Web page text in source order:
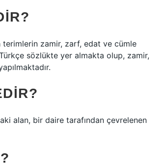
terimlerin zamir, zarf, edat ve cümle
sözlükte yer almakta olup, zamir,
alan, bir daire tarafından çevrelenen